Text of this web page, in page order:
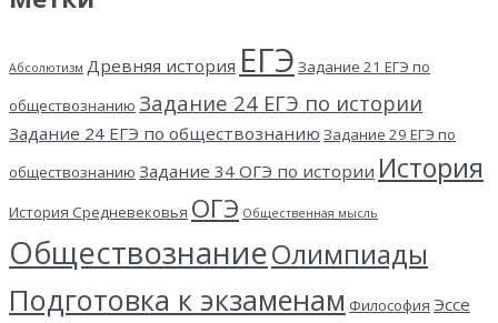
Абсолютизм Древняя история ЕГЭ Задание 21 ЕГЭ по
обществознанию Задание 24 ЕГЭ по истории
Задание 24 ЕГЭ по обществознанию Задание 29 ЕГЭ по
обществознанию Задание 34 ОГЭ по истории История
История Средневековья ОГЭ Общественная мысль
ОбществознаниеОлимпиады
Подготовка к экзаменам Философия Эссе